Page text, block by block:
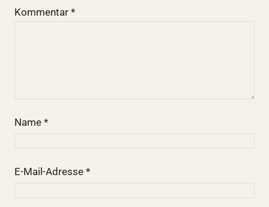
Kommentar *
Name *
E-Mail-Adresse *